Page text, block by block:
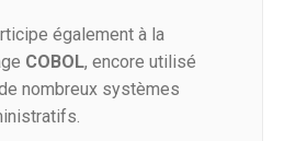
également à la
COBOL, encore utilisé
nombreux systèmes